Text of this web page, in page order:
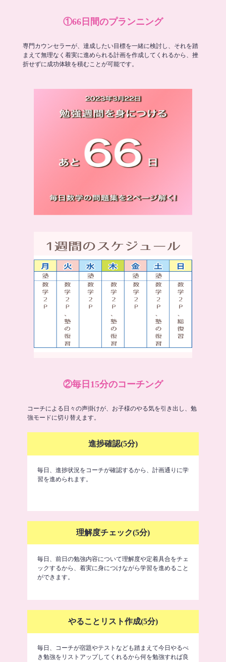
①66日間のプランニング
専門カウンセラーが、達成したい目標を一緒に検討し、それを踏
まえて無理なく着実に進められる計画を作成してくれるから、挫
折せずに成功体験を積むことが可能です。
②毎日15分のコーチング
コーチによる日々の声掛けが、お子様のやる気を引き出し、勉
強モードに切り替えます。
進捗確認(5分)
毎日、進捗状況をコーチが確認するから、計画通りに学
習を進められます。
理解度チェック(5分)
毎日、前日の勉強内容について理解度や定着具合をチェ
ックするから、着実に身につけながら学習を進めること
ができます。
やることリスト作成(5分)
毎日、コーチが宿題やテストなども踏まえて今日やるべ
き勉強をリストアップしてくれるから何を勉強すれば良